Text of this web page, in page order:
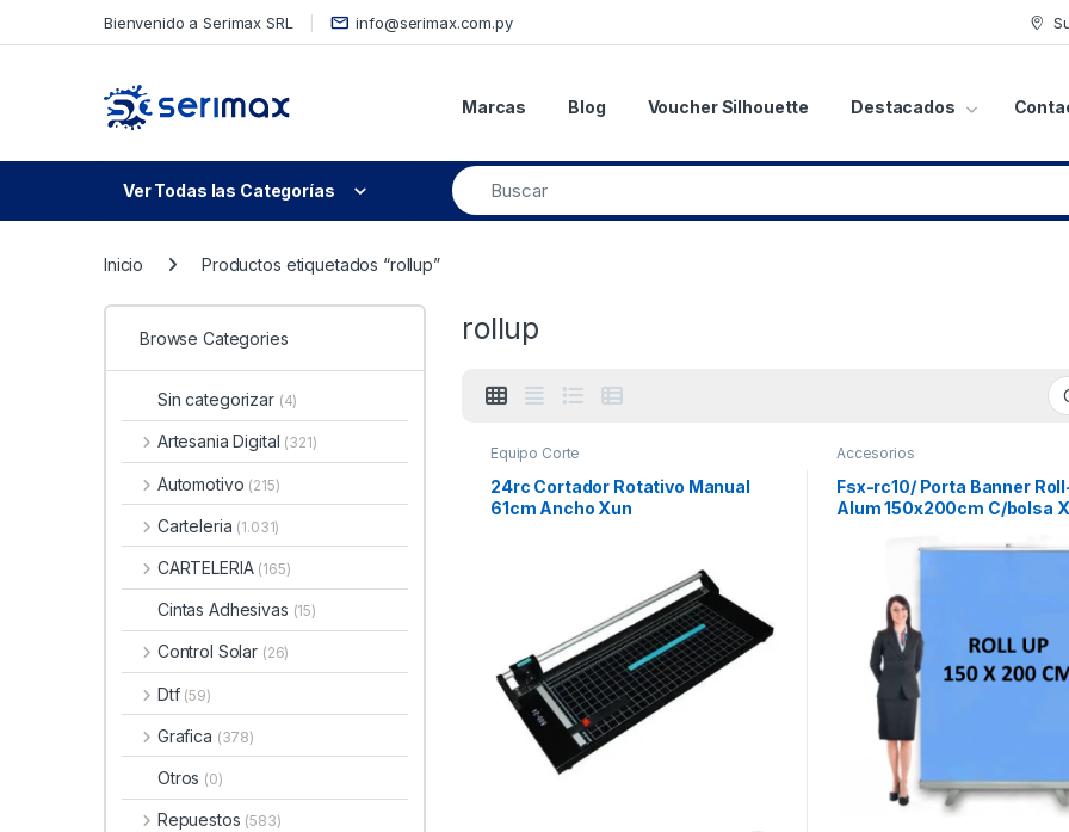
Bienvenido a Serimax SRL info@serimax.com.py
Marcas Blog Voucher Silhouette Destacados
Ver Todas las Categorías
Inicio Productos etiquetados “rollup”
rollup
Equipo Corte
24rc Cortador Rotativo Manual
61cm Ancho Xun
Accesorios
Fsx-rc10/ Porta Banner
Alum 150x200cm C/bolsa
Browse Categories
Sin categorizar (4)
Artesania Digital (321)
Automotivo (215)
Carteleria (1.031)
CARTELERIA (165)
Cintas Adhesivas (15)
Control Solar (26)
Dtf (59)
Grafica (378)
Otros (0)
Repuestos (583)